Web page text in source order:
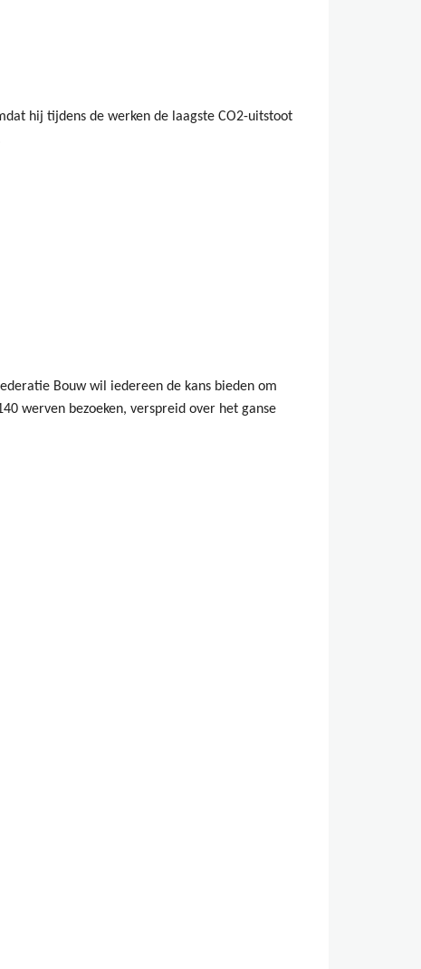
hij tijdens de werken de laagste CO2-uitstoot
Bouw wil iedereen de kans bieden om
werven bezoeken, verspreid over het ganse